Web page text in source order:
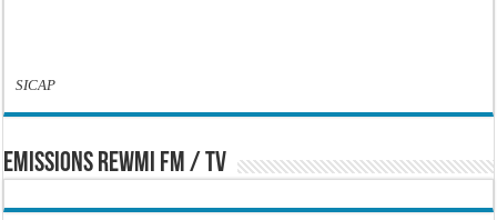
SICAP
EMISSIONS REWMI FM / TV